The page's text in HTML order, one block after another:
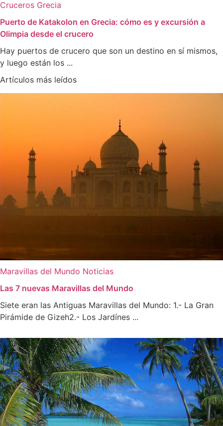
Cruceros Grecia
Puerto de Katakolon en Grecia: cómo es y excursión a
Olimpia desde el crucero
Hay puertos de crucero que son un destino en sí mismos,
y luego están los ...
Artículos más leídos
Maravillas del Mundo Noticias
Las 7 nuevas Maravillas del Mundo
Siete eran las Antiguas Maravillas del Mundo: 1.- La Gran
Pirámide de Gizeh2.- Los Jardínes ...